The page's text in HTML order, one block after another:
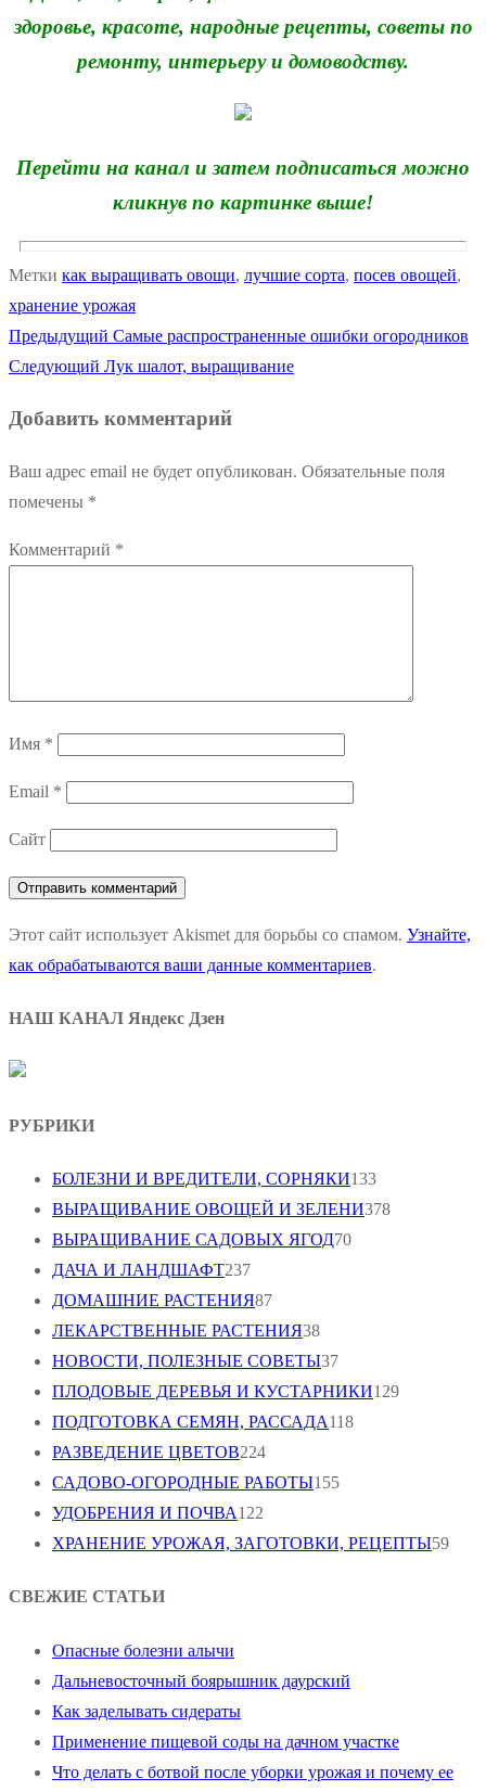
здоровье, красоте, народные рецепты, советы по
ремонту, интерьеру и домоводству.
Перейти на канал и затем подписаться можно
кликнув по картинке выше!
Метки как выращивать овощи, лучшие сорта, посев овощей,
хранение урожая
Навигация
записям
Предыдущий Предыдущая
запись:
Самые распространенные ошибки огородников
Следующий Следующая
Лук шалот, выращивание
Добавить комментарий
Ваш адрес email не будет опубликован. Обязательные поля
помечены *
Комментарий *
Имя *
Email *
Сайт
Этот сайт использует Akismet для борьбы со спамом. Узнайте,
как обрабатываются ваши данные комментариев.
НАШ КАНАЛ Яндекс Дзен
РУБРИКИ
БОЛЕЗНИ И ВРЕДИТЕЛИ, СОРНЯКИ133
ВЫРАЩИВАНИЕ ОВОЩЕЙ И ЗЕЛЕНИ378
ВЫРАЩИВАНИЕ САДОВЫХ ЯГОД70
ДАЧА И ЛАНДШАФТ237
ДОМАШНИЕ РАСТЕНИЯ87
ЛЕКАРСТВЕННЫЕ РАСТЕНИЯ38
НОВОСТИ, ПОЛЕЗНЫЕ СОВЕТЫ37
ПЛОДОВЫЕ ДЕРЕВЬЯ И КУСТАРНИКИ129
ПОДГОТОВКА СЕМЯН, РАССАДА118
РАЗВЕДЕНИЕ ЦВЕТОВ224
САДОВО-ОГОРОДНЫЕ РАБОТЫ155
УДОБРЕНИЯ И ПОЧВА122
ХРАНЕНИЕ УРОЖАЯ, ЗАГОТОВКИ, РЕЦЕПТЫ59
СВЕЖИЕ СТАТЬИ
Опасные болезни алычи
Дальневосточный боярышник даурский
Как заделывать сидераты
Применение пищевой соды на дачном участке
Что делать с ботвой после уборки урожая и почему ее